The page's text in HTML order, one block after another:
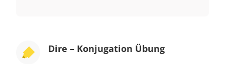
Dire – Konjugation Übung